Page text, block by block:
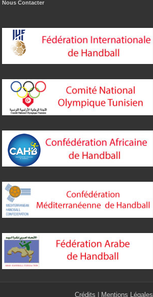
Nous Contacter
Crédits Mentions Légales